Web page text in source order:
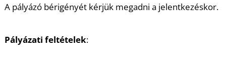
A pályázó bérigényét kérjük megadni a jelentkezéskor.
Pályázati feltételek: